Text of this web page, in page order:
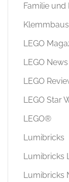
Familie und
LEGO
LEGO News
LEGO
LEGO Star
LEGO®
Lumibricks
Lumibricks
Lumibricks